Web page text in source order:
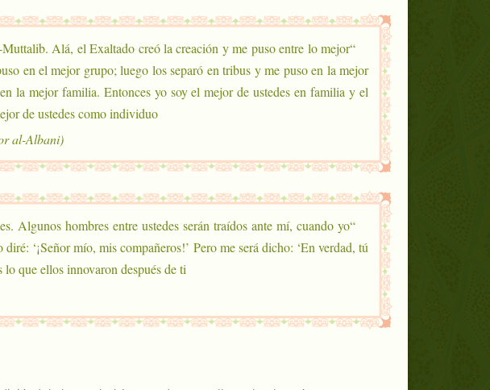
Alá, el Exaltado creó la creación y me puso entre lo mejor
en el mejor grupo; luego los separó en tribus y me puso en la mejor
la mejor familia. Entonces yo soy el mejor de ustedes en familia y el
de ustedes como individuo”.
(Ahmad y Abu Dawud – considerado Sahih por al-Albani)
Algunos hombres entre ustedes serán traídos ante mí, cuando yo
‘¡Señor mío, mis compañeros!’ Pero me será dicho: ‘En verdad, tú
lo que ellos innovaron después de ti’.”